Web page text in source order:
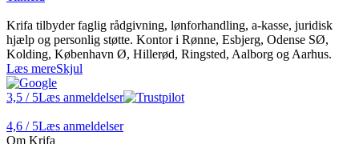
Krifa tilbyder faglig rådgivning, lønforhandling, a-kasse, juridisk
hjælp og personlig støtte. Kontor i Rønne, Esbjerg, Odense SØ,
Kolding, København Ø, Hillerød, Ringsted, Aalborg og Aarhus.
Læs mereSkjul
3,5 / 5Læs anmeldelser
4,6 / 5Læs anmeldelser
Om Krifa